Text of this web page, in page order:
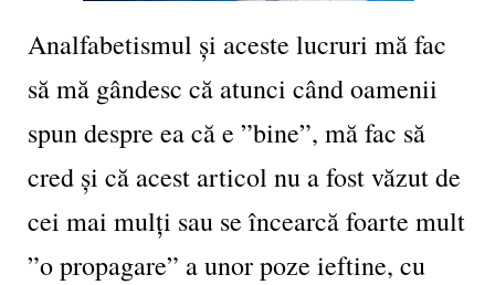
Analfabetismul și aceste lucruri mă fac
să mă gândesc că atunci când oamenii
spun despre ea că e ”bine”, mă fac să
cred și că acest articol nu a fost văzut de
cei mai mulți sau se încearcă foarte mult
”o propagare” a unor poze ieftine, cu